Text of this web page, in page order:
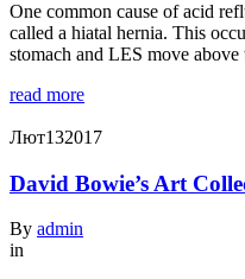
One common cause of acid
called a hiatal hernia. This
stomach and LES move above
read more
Лют132017
David Bowie’s Art
By admin
in